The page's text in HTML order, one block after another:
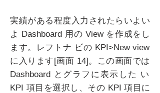
実績がある程度入力されたらいよい
よ Dashboard 用の View を作成をし
ます。レフトナ ビの KPI>New view
に入ります[画面 14]。この画面では
Dashboard とグラフに表示した い
KPI 項目を選択し、その KPI 項目に